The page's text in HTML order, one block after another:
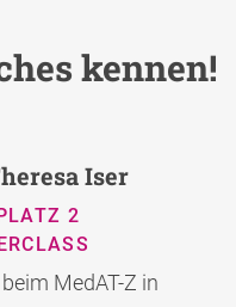
kennen!
Iser
2
MedAT-Z in